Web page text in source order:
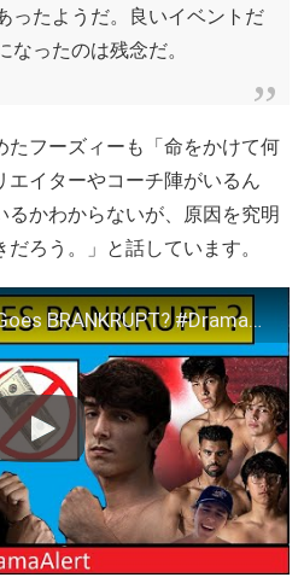
ったようだ。良いイベントだ
なったのは残念だ。
たフーズィーも「命をかけて何
イターやコーチ陣がいるん
るかわからないが、原因を究明
ろう。」と話しています。
YouTuber vs Tiktoker Goes BRANKRUPT? #DramaAlert NO ONE GOT PAID? Social Gloves RESPONDS!